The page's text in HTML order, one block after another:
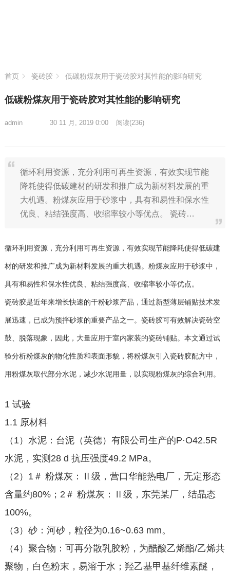
首页 瓷砖胶 低碳粉煤灰用于瓷砖胶对其性能的影响研究
低碳粉煤灰用于瓷砖胶对其性能的影响研究
admin 30 11 月, 2019 0:00 阅读(236)
循环利用资源，充分利用可再生资源，有效实现节能
降耗使得低碳建材的研发和推广成为新材料发展的重
大机遇。粉煤灰应用于砂浆中，具有和易性和保水性
优良、粘结强度高、收缩率较小等优点。 瓷砖…
循环利用资源，充分利用可再生资源，有效实现节能降耗使得低碳建
材的研发和推广成为新材料发展的重大机遇。粉煤灰应用于砂浆中，
具有和易性和保水性优良、粘结强度高、收缩率较小等优点。
瓷砖胶是近年来增长快速的干粉砂浆产品，通过新型薄层铺贴技术发
展迅速，已成为预拌砂浆的重要产品之一。瓷砖胶可有效解决瓷砖空
鼓、脱落现象，因此，大量应用于室内家装的瓷砖铺贴。本文通过试
验分析粉煤灰的物化性质和表面形貌，将粉煤灰引入瓷砖胶配方中，
用粉煤灰取代部分水泥，减少水泥用量，以实现粉煤灰的综合利用。
1 试验
1.1 原材料
（1）水泥：台泥（英德）有限公司生产的P·O42.5R
水泥，实测28 d 抗压强度49.2 MPa。
（2）1＃ 粉煤灰：Ⅱ级，营口华能热电厂，无定形态
含量约80%；2＃ 粉煤灰：Ⅱ级，东莞某厂，结晶态
100%。
（3）砂：河砂，粒径为0.16~0.63 mm。
（4）聚合物：可再分散乳胶粉，为醋酸乙烯酯/乙烯共
聚物，白色粉末，易溶于水；羟乙基甲基纤维素醚，